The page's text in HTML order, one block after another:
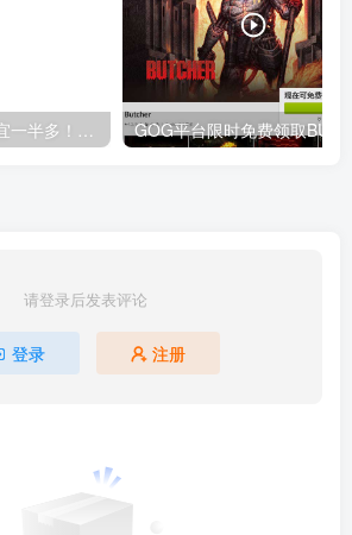
优惠寄快递最高便宜一半多！白鸽惠递
请登录后发表评论
登录 注册